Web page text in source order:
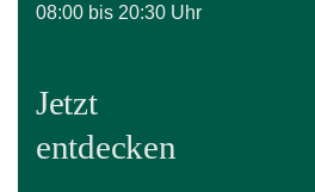
08:00 bis 20:30 Uhr
Jetzt
entdecken